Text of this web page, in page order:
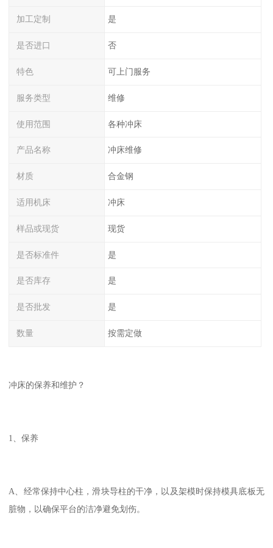
加工定制 是
是否进口 否
特色 可上门服务
服务类型 维修
使用范围 各种冲床
产品名称 冲床维修
材质 合金钢
适用机床 冲床
样品或现货 现货
是否标准件 是
是否库存 是
是否批发 是
数量 按需定做
冲床的保养和维护？
1、保养
A、经常保持中心柱，滑块导柱的干净，以及架模时保持模具底板无
脏物，以确保平台的洁净避免划伤。